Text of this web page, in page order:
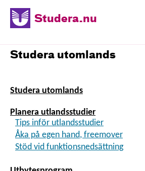
Studera.nu
Studera utomlands
Studera utomlands
Planera utlandsstudier
Tips inför utlandsstudier
Åka på egen hand, freemover
Stöd vid funktionsnedsättning